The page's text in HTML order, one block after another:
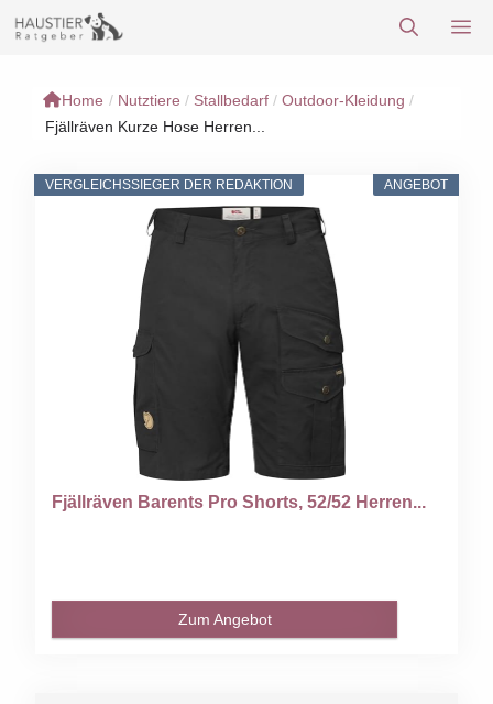
Inhalt
Home / Nutztiere / Stallbedarf / Outdoor-Kleidung /
Fjällräven Kurze Hose Herren...
ANGEBOT
VERGLEICHSSIEGER DER REDAKTION
Fjällräven Barents Pro Shorts, 52/52 Herren...
Zum Angebot